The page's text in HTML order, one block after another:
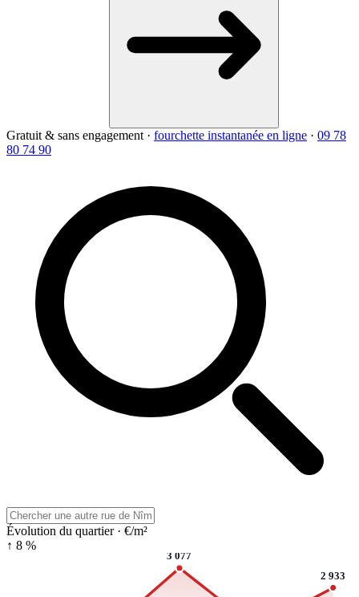
Gratuit & sans engagement · fourchette instantanée en ligne · 09 78
80 74 90
Évolution du quartier · €/m²
↑ 8 %
3 077
2 933